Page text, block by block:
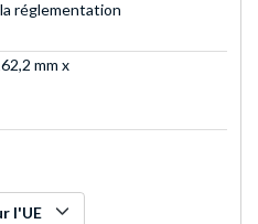
réglementation
mm x
l'UE